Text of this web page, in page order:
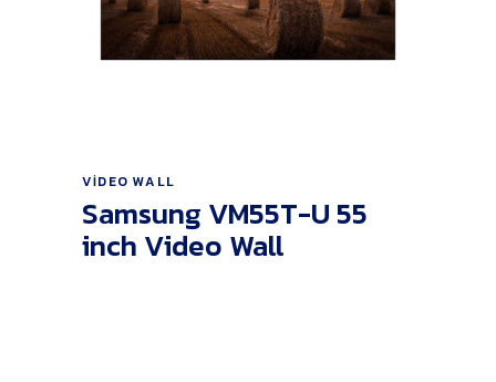
VIDEO WALL
Samsung VM55T-U 55
inch Video Wall